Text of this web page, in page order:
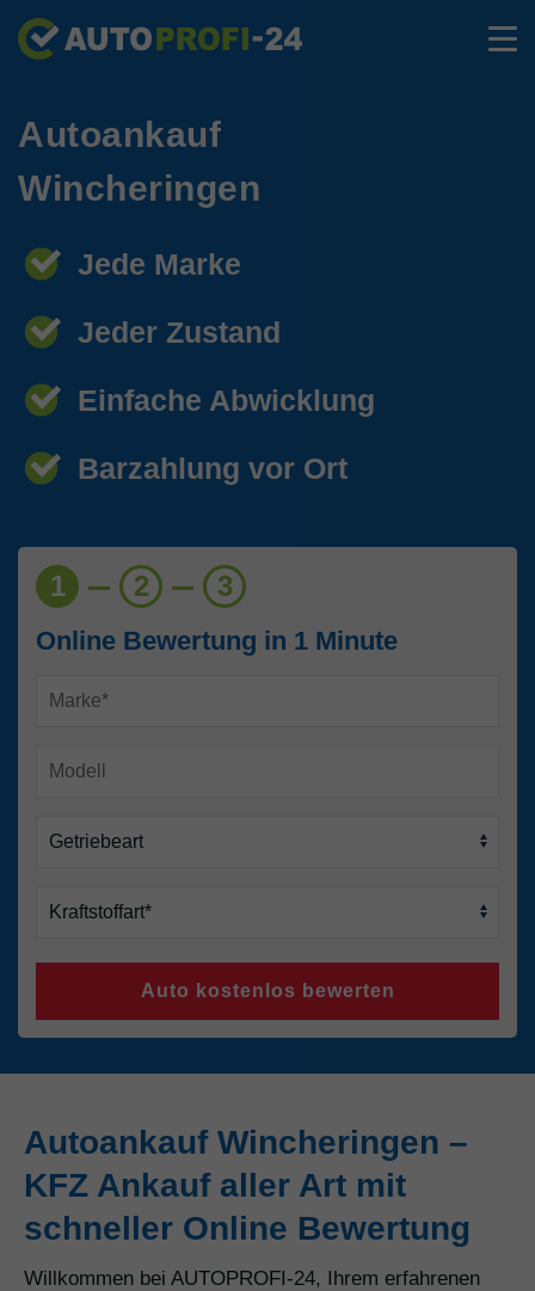
Autoankauf
Wincheringen
Jede Marke
Jeder Zustand
Einfache Abwicklung
Barzahlung vor Ort
1 2 3
Online Bewertung in 1 Minute
Auto kostenlos bewerten
Autoankauf Wincheringen –
KFZ Ankauf aller Art mit
schneller Online Bewertung
Willkommen bei AUTOPROFI-24, Ihrem erfahrenen